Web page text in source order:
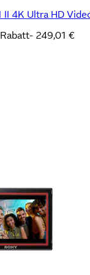
4K Ultra HD
Rabatt- 249,01 €